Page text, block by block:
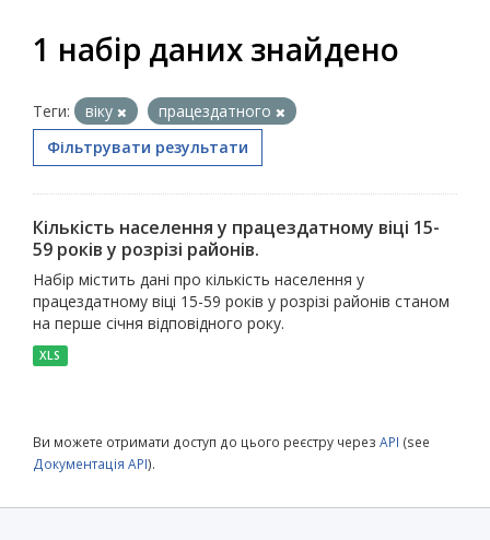
1 набір даних знайдено
Теги: віку
працездатного
Фільтрувати результати
Кількість населення у працездатному віці 15-
59 років у розрізі районів.
Набір містить дані про кількість населення у
працездатному віці 15-59 років у розрізі районів станом
на перше січня відповідного року.
XLS
Ви можете отримати доступ до цього реєстру через API (see
Документація API).